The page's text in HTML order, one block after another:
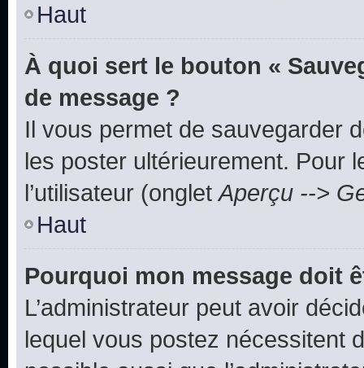
Haut
À quoi sert le bouton «
de message ?
Il vous permet de sauvegarder
les poster ultérieurement. Pour
l’utilisateur (ongletAperçu -->
Haut
Pourquoi mon message doit
L’administrateur peut avoir
lequel vous postez nécessitent